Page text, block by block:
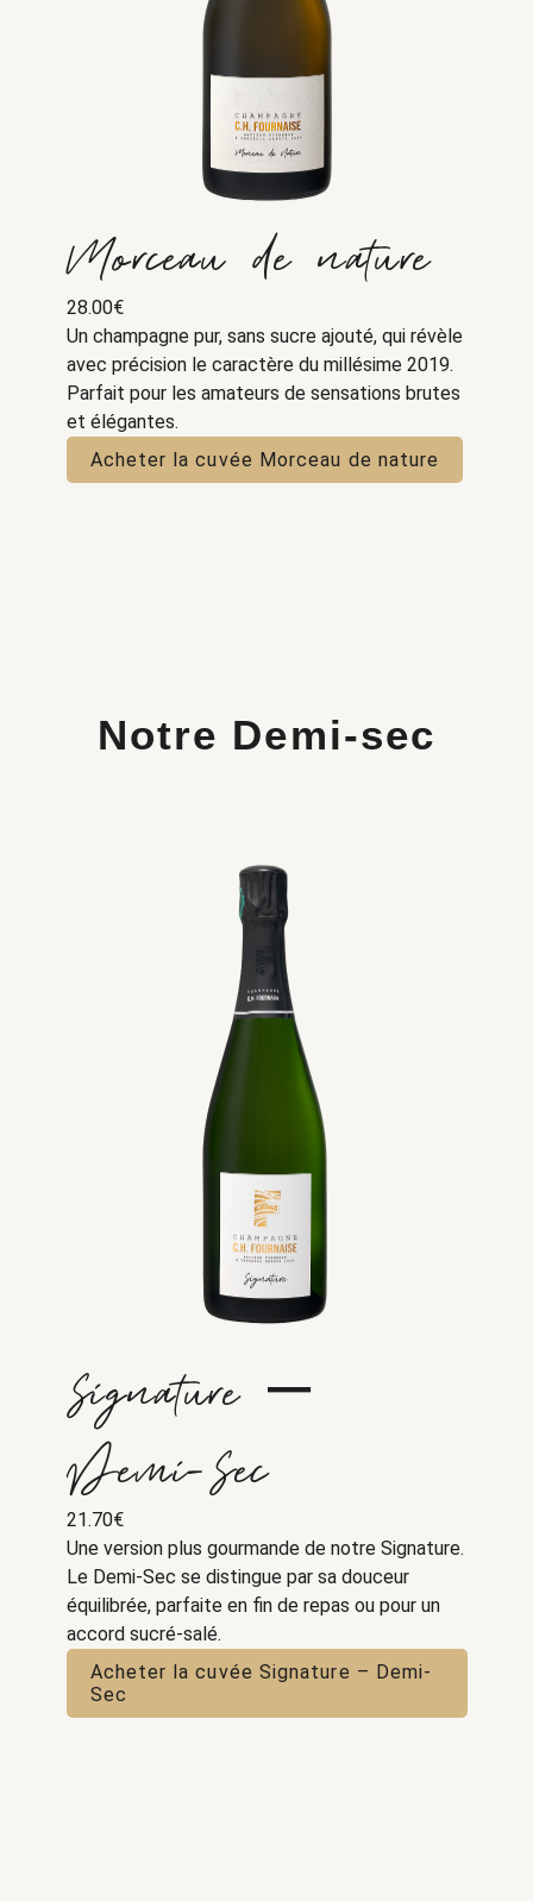
Morceau de nature
28.00€
Un champagne pur, sans sucre ajouté, qui révèle
avec précision le caractère du millésime 2019.
Parfait pour les amateurs de sensations brutes
et élégantes.
Acheter la cuvée Morceau de nature
Notre Demi-sec
Signature –
Demi-Sec
21.70€
Une version plus gourmande de notre Signature.
Le Demi-Sec se distingue par sa douceur
équilibrée, parfaite en fin de repas ou pour un
accord sucré-salé.
Acheter la cuvée Signature – Demi-
Sec